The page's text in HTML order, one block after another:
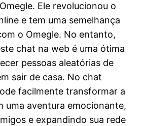
Ele revolucionou o
e tem uma semelhança
o Omegle. No entanto,
chat na web é uma ótima
pessoas aleatórias de
sair de casa. No chat
facilmente transformar a
uma aventura emocionante,
e expandindo sua rede